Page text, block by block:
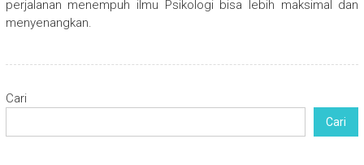
perjalanan menempuh ilmu Psikologi bisa lebih maksimal dan
menyenangkan.
Cari
Cari